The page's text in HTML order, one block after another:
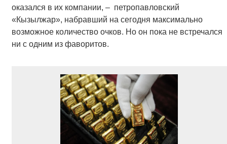
оказался в их компании, – петропавловский
«Кызылжар», набравший на сегодня максимально
возможное количество очков. Но он пока не встречался
ни с одним из фаворитов.